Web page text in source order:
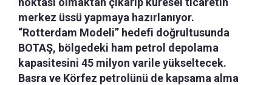
merkez üssü yapmaya hazırlanıyor.
“Rotterdam Modeli” hedefi doğrultusunda
BOTAŞ, bölgedeki ham petrol depolama
kapasitesini 45 milyon varile yükseltecek.
Basra ve Körfez petrolünü de kapsama alma